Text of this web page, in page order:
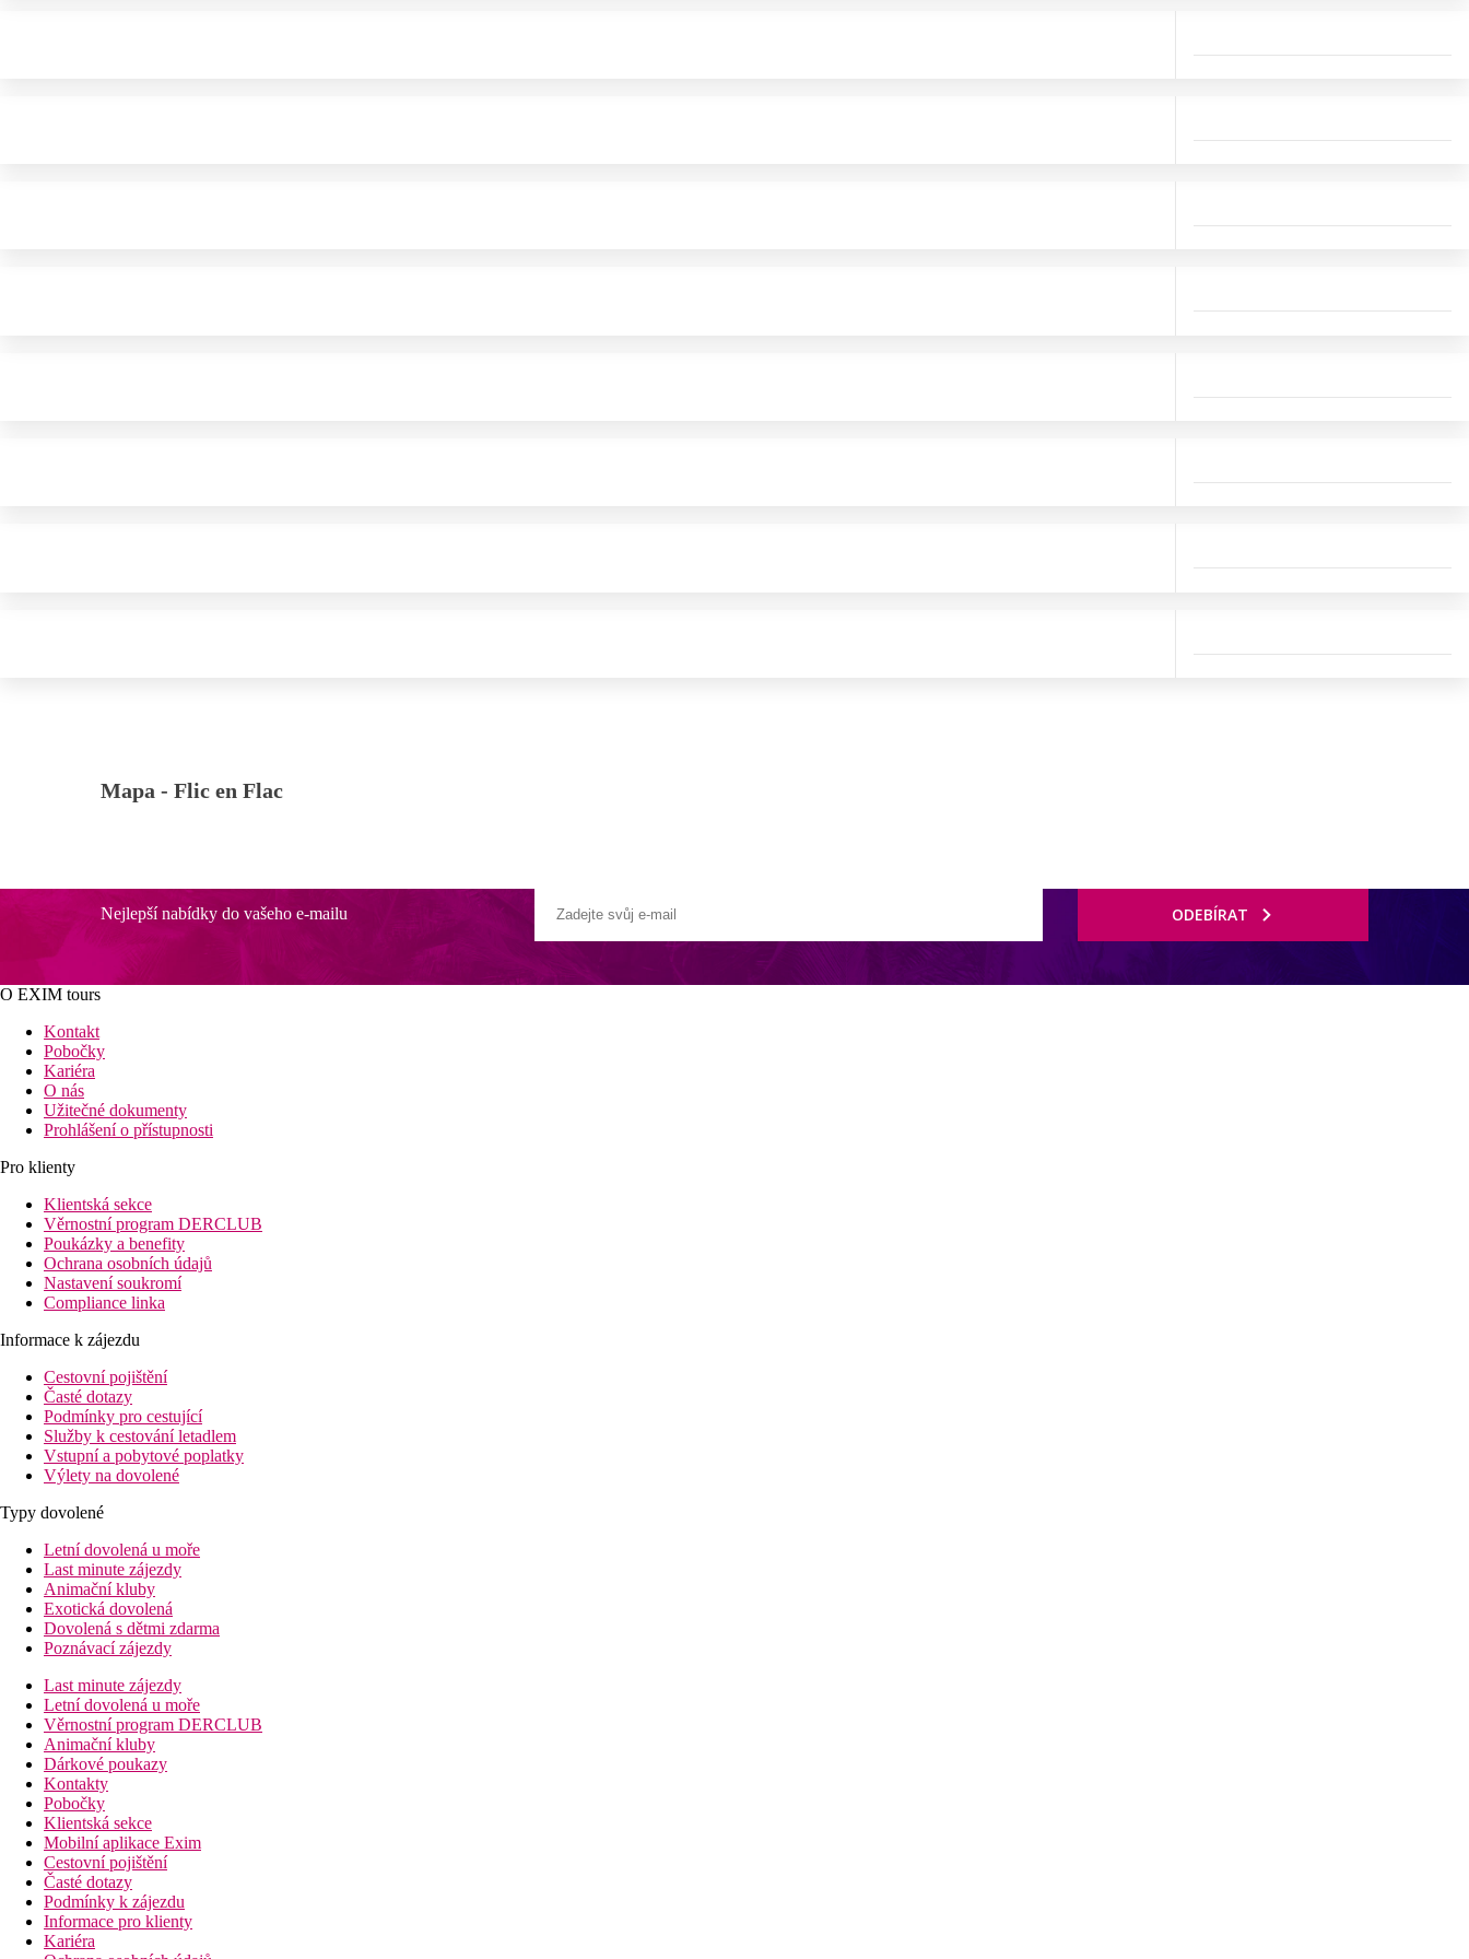
Mapa - Flic en Flac
Nejlepší nabídky do vašeho e-mailu ODEBÍRAT
O EXIM tours
Kontakt
Pobočky
Kariéra
O nás
Užitečné dokumenty
Prohlášení o přístupnosti
Pro klienty
Klientská sekce
Věrnostní program DERCLUB
Poukázky a benefity
Ochrana osobních údajů
Nastavení soukromí
Compliance linka
Informace k zájezdu
Cestovní pojištění
Časté dotazy
Podmínky pro cestující
Služby k cestování letadlem
Vstupní a pobytové poplatky
Výlety na dovolené
Typy dovolené
Letní dovolená u moře
Last minute zájezdy
Animační kluby
Exotická dovolená
Dovolená s dětmi zdarma
Poznávací zájezdy
Last minute zájezdy
Letní dovolená u moře
Věrnostní program DERCLUB
Animační kluby
Dárkové poukazy
Kontakty
Pobočky
Klientská sekce
Mobilní aplikace Exim
Cestovní pojištění
Časté dotazy
Podmínky k zájezdu
Informace pro klienty
Kariéra